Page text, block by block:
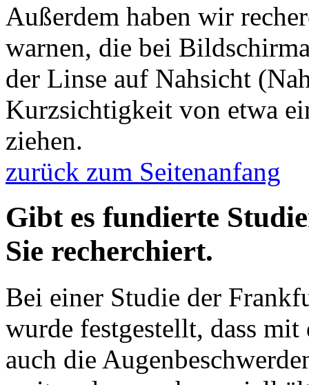
Außerdem haben wir
warnen, die bei
der Linse auf Nahsicht
Kurzsichtigkeit von etwa
ziehen.
zurück zum Seitenanfang
Gibt es fundierte
Sie recherchiert.
Bei einer Studie der
wurde festgestellt, dass
auch die